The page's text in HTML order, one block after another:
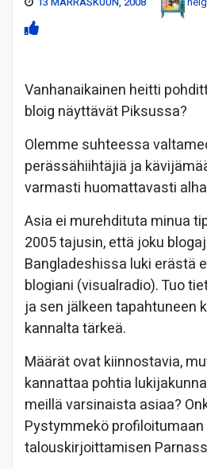
Vanhanaikainen heitti
bloig näyttävät Piksussa?
Olemme suhteessa
perässähiihtäjiä ja
varmasti huomattavasti
Asia ei murehdituta minua
2005 tajusin, että joku
Bangladeshissa luki erästä
blogiani (visualradio). Tuo
ja sen jälkeen tapahtuneen
kannalta tärkeä.
Määrät ovat kiinnostavia,
kannattaa pohtia
meillä varsinaista asiaa?
Pystymmekö profiloitumaan
talouskirjoittamisen